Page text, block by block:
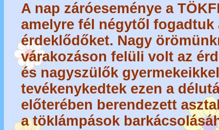
A nap záróeseménye a
amelyre fél négytől fogadtuk
érdeklődőket. Nagy
várakozáson felüli volt az
és nagyszülők
tevékenykedtek ezen a
előterében berendezett
a töklámpások